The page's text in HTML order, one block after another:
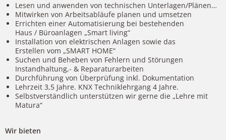
Lesen und anwenden von technischen Unterlagen/Plänen…
Mitwirken von Arbeitsabläufe planen und umsetzen
Errichten einer Automatisierung bei bestehenden
Haus / Büroanlagen „Smart living“
Installation von elektrischen Anlagen sowie das
Erstellen vom „SMART HOME“
Suchen und Beheben von Fehlern und Störungen
Instandhaltung,- & Reparaturarbeiten
Durchführung von Überprüfung inkl. Dokumentation
Lehrzeit 3,5 Jahre. KNX Techniklehrgang 4 Jahre.
Selbstverständlich unterstützen wir gerne die „Lehre mit
Matura“
Wir bieten